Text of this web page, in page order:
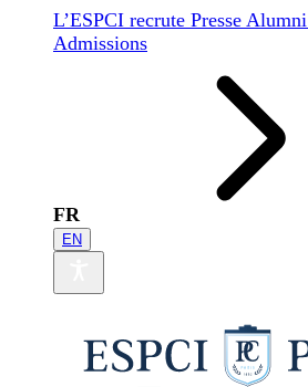
L’ESPCI recrute Presse Alumni
Admissions
FR
EN